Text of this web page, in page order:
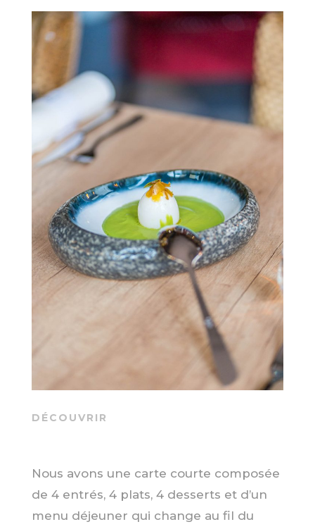
DÉCOUVRIR
Nous avons une carte courte composée
de 4 entrés, 4 plats, 4 desserts et d’un
menu déjeuner qui change au fil du